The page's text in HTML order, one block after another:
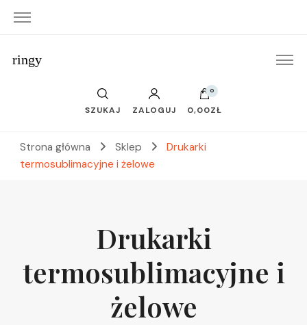
ringy
SZUKAJ ZALOGUJ
0
0,00ZŁ
Strona główna Sklep
Drukarki
termosublimacyjne i żelowe
Drukarki
termosublimacyjne i
żelowe